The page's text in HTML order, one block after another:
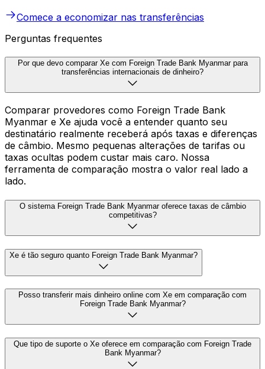
Comece a economizar nas transferências
Perguntas frequentes
Por que devo comparar Xe com Foreign Trade Bank Myanmar para
transferências internacionais de dinheiro?
Comparar provedores como Foreign Trade Bank
Myanmar e Xe ajuda você a entender quanto seu
destinatário realmente receberá após taxas e diferenças
de câmbio. Mesmo pequenas alterações de tarifas ou
taxas ocultas podem custar mais caro. Nossa
ferramenta de comparação mostra o valor real lado a
lado.
O sistema Foreign Trade Bank Myanmar oferece taxas de câmbio
competitivas?
Xe é tão seguro quanto Foreign Trade Bank Myanmar?
Posso transferir mais dinheiro online com Xe em comparação com
Foreign Trade Bank Myanmar?
Que tipo de suporte o Xe oferece em comparação com Foreign Trade
Bank Myanmar?